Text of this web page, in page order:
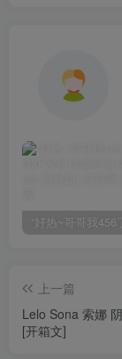
上一篇
Lelo Sona 索娜
[开箱文]